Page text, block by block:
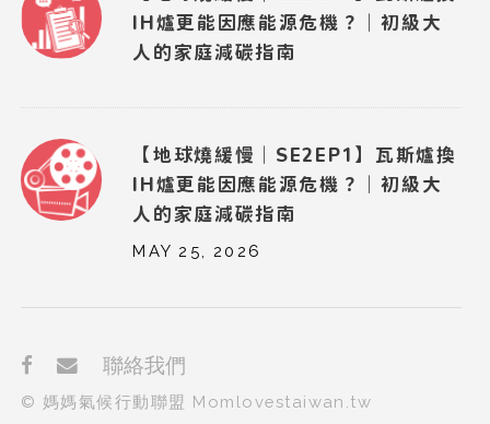
IH爐更能因應能源危機？｜初級大
人的家庭減碳指南
【地球燒緩慢｜SE2EP1】瓦斯爐換
IH爐更能因應能源危機？｜初級大
人的家庭減碳指南
MAY 25, 2026
聯絡我們
© 媽媽氣候行動聯盟 Momlovestaiwan.tw